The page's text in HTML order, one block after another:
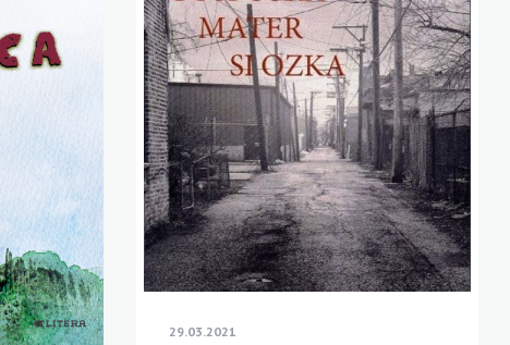
29.03.2021